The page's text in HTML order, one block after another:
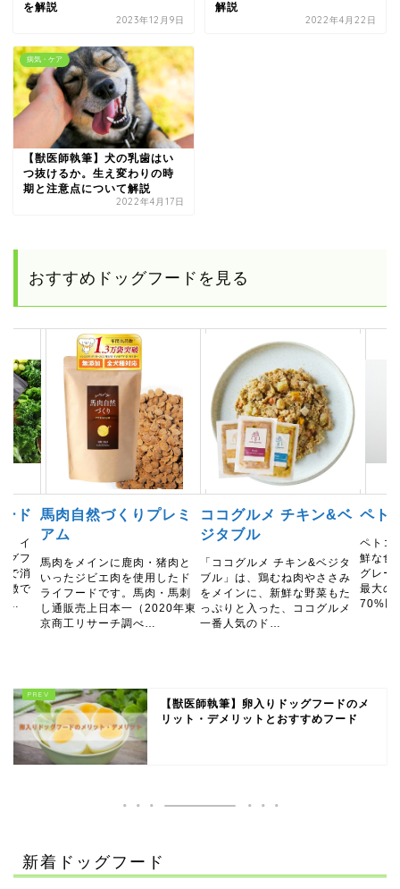
を解説
2023年12月9日
解説
2022年4月22日
病気・ケア
【獣医師執筆】犬の乳歯はい
つ抜けるか。生え変わりの時
期と注意点について解説
2022年4月17日
おすすめドッグフードを見る
ド
、イ
グフ
で消
徴で
…
馬肉自然づくりプレミ
アム
馬肉をメインに鹿肉・猪肉と
いったジビエ肉を使用したド
ライフードです。馬肉・馬刺
し通販売上日本一（2020年東
京商工リサーチ調べ…
ココグルメ チキン&ベ
ジタブル
「ココグルメ チキン&ベジタ
ブル」は、鶏むね肉やささみ
をメインに、新鮮な野菜もた
っぷりと入った、ココグルメ
一番人気のド…
ペト
ペトコ
鮮な食
グレー
最大の
70%以
【獣医師執筆】卵入りドッグフードのメ
リット・デメリットとおすすめフード
新着ドッグフード